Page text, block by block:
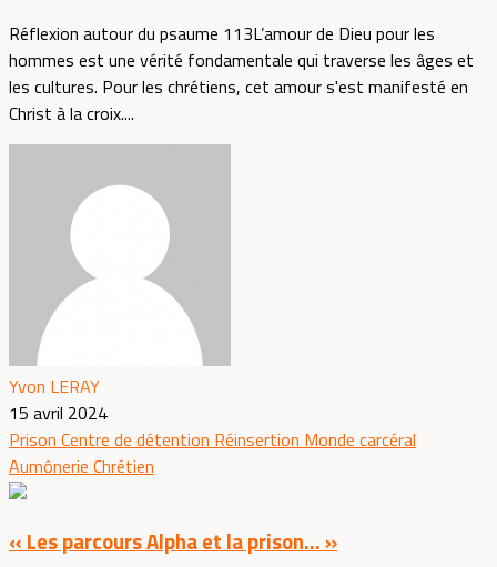
Réflexion autour du psaume 113L’amour de Dieu pour les
hommes est une vérité fondamentale qui traverse les âges et
les cultures. Pour les chrétiens, cet amour s'est manifesté en
Christ à la croix....
Yvon LERAY
15 avril 2024
Prison Centre de détention Réinsertion Monde carcéral
Aumônerie Chrétien
« Les parcours Alpha et la prison… »